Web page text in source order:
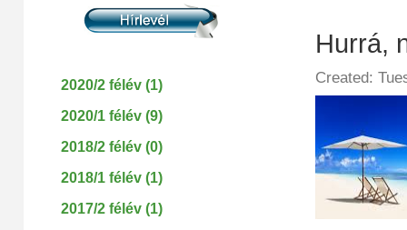
2020/2 félév (1)
2020/1 félév (9)
2018/2 félév (0)
2018/1 félév (1)
2017/2 félév (1)
Hurrá,
Created: